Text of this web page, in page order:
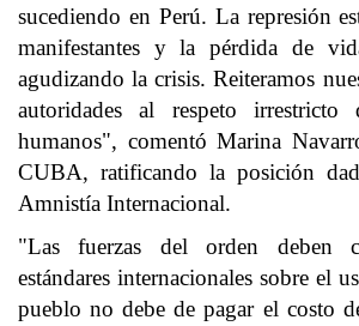
sucediendo en Perú. La represión
manifestantes y la pérdida de
agudizando la crisis. Reiteramos
autoridades al respeto irrestricto
humanos", comentó Marina
CUBA, ratificando la posición
Amnistía Internacional.
"Las fuerzas del orden deben
estándares internacionales sobre el
pueblo no debe de pagar el costo